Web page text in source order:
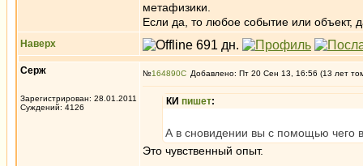
метафизики.
Если да, то любое событие или объект,
Наверх
Серж
Зарегистрирован: 28.01.2011
Суждений: 4126
№164890 Добавлено: Пт 20 Сен 13, 16:56 (13 лет
КИ пишет:
А в сновидении вы с помощью чего
Это чувственный опыт.